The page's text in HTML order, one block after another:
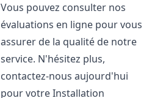
Vous pouvez consulter nos
évaluations en ligne pour vous
assurer de la qualité de notre
service. N'hésitez plus,
contactez-nous aujourd'hui
pour votre Installation